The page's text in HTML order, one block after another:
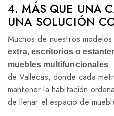
4. MÁS QUE UNA
UNA SOLUCIÓN
Muchos de nuestros
extra, escritorios o
muebles multifuncionales.
de Vallecas, donde cada
mantener la habitación
de llenar el espacio de